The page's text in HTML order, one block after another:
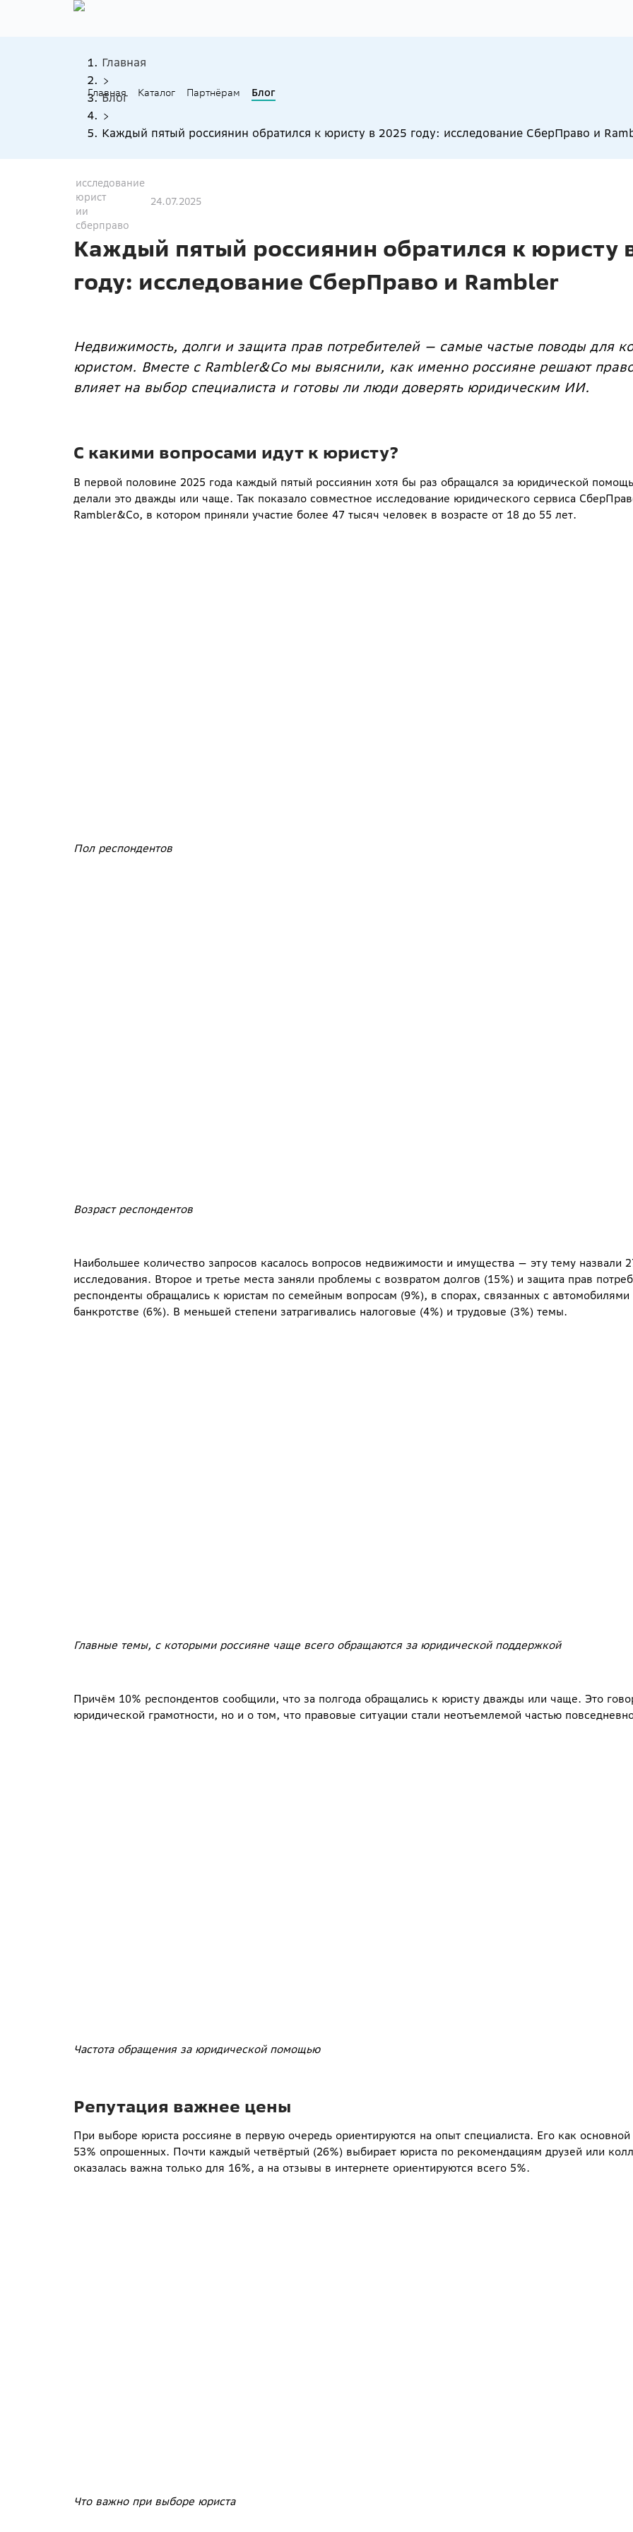
Главная Каталог Партнёрам Блог
Главная
Блог
Каждый пятый россиянин обратился к юристу в 2025 году: исследование СберПраво и
исследование
юрист
ии
сберправо
24.07.2025
Каждый пятый россиянин обратился к юристу
году: исследование СберПраво и Rambler
Недвижимость, долги и защита прав потребителей — самые частые поводы для
юристом. Вместе с Rambler&Co мы выяснили, как именно россияне решают
влияет на выбор специалиста и готовы ли люди доверять юридическим ИИ.
С какими вопросами идут к юристу?
В первой половине 2025 года каждый пятый россиянин хотя бы раз обращался за юридической
делали это дважды или чаще. Так показало совместное исследование юридического сервиса
Rambler&Co, в котором приняли участие более 47 тысяч человек в возрасте от 18 до 55 лет.
Пол респондентов
Возраст респондентов
Наибольшее количество запросов касалось вопросов недвижимости и имущества — эту тему назвали
исследования. Второе и третье места заняли проблемы с возвратом долгов (15%) и защита прав
респонденты обращались к юристам по семейным вопросам (9%), в спорах, связанных с автомобилями
банкротстве (6%). В меньшей степени затрагивались налоговые (4%) и трудовые (3%) темы.
Главные темы, с которыми россияне чаще всего обращаются за юридической поддержкой
Причём 10% респондентов сообщили, что за полгода обращались к юристу дважды или чаще. Это
юридической грамотности, но и о том, что правовые ситуации стали неотъемлемой частью
Частота обращения за юридической помощью
Репутация важнее цены
При выборе юриста россияне в первую очередь ориентируются на опыт специалиста. Его как
53% опрошенных. Почти каждый четвёртый (26%) выбирает юриста по рекомендациям друзей или
оказалась важна только для 16%, а на отзывы в интернете ориентируются всего 5%.
Что важно при выборе юриста